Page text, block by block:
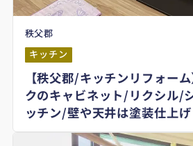
秩父郡
キッチン
【秩父郡/キッチンリフォー
クのキャビネット/リクシル/
ッチン/壁や天井は塗装仕上げ